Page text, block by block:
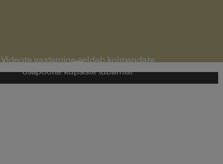
Videote vaatamine eeldab kolmandate
osapoolte küpsiste lubamist